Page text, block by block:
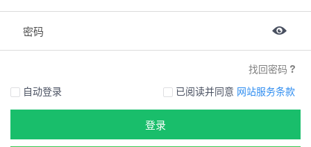
密码
找回密码
自动登录
已阅读并同意 网站服务条款
登录